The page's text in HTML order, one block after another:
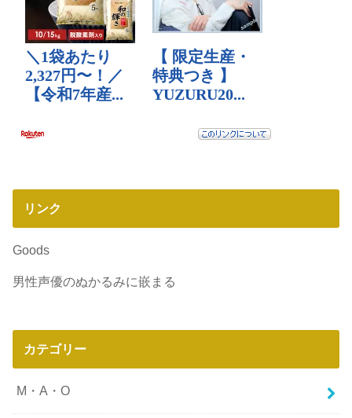
リンク
Goods
男性声優のぬかるみに嵌まる
カテゴリー
M・A・O